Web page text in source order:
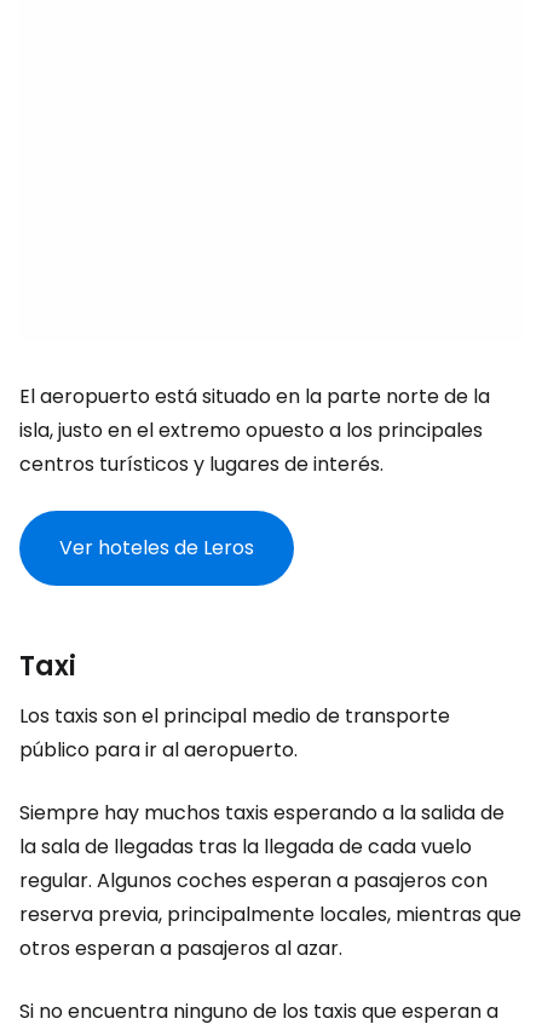
El aeropuerto está situado en la parte norte de la
isla, justo en el extremo opuesto a los principales
centros turísticos y lugares de interés.
Ver hoteles de Leros
Taxi
Los taxis son el principal medio de transporte
público para ir al aeropuerto.
Siempre hay muchos taxis esperando a la salida de
la sala de llegadas tras la llegada de cada vuelo
regular. Algunos coches esperan a pasajeros con
reserva previa, principalmente locales, mientras que
otros esperan a pasajeros al azar.
Si no encuentra ninguno de los taxis que esperan a